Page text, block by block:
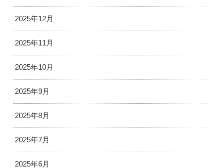
2025年12月
2025年11月
2025年10月
2025年9月
2025年8月
2025年7月
2025年6月